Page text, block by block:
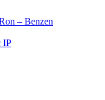
– Benzen
IP